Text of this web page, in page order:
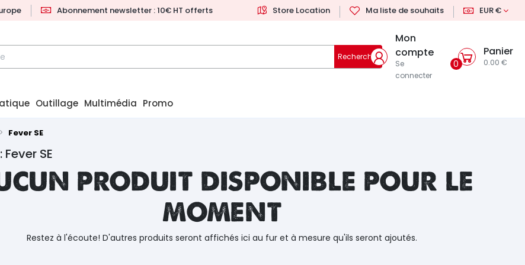
Abonnement newsletter : 10€ HT offerts Store Location Ma liste de souhaits EUR €
Rechercher
Mon
compte
Se
connecter
0
Panier
0.00 €
Outillage Multimédia Promo
Fever SE
SE
produit disponible pour le
moment
Restez à l'écoute! D'autres produits seront affichés ici au fur et à mesure qu'ils seront ajoutés.